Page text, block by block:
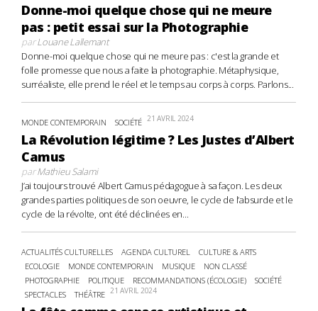
Donne-moi quelque chose qui ne meure
pas : petit essai sur la Photographie
parLouane Lallemant
Donne-moi quelque chose qui ne meure pas : c'est la grande et
folle promesse que nous a faite la photographie. Métaphysique,
surréaliste, elle prend le réel et le temps au corps à corps. Parlons...
MONDE CONTEMPORAIN SOCIÉTÉ 21 AVRIL 2024
La Révolution légitime ? Les Justes d’Albert
Camus
parMathieu Salami
J’ai toujours trouvé Albert Camus pédagogue à sa façon. Les deux
grandes parties politiques de son oeuvre, le cycle de l’absurde et le
cycle de la révolte, ont été déclinées en...
ACTUALITÉS CULTURELLES AGENDA CULTUREL
CULTURE & ARTS
ECOLOGIE
MONDE CONTEMPORAIN MUSIQUE
NON CLASSÉ
PHOTOGRAPHIE
POLITIQUE RECOMMANDATIONS (ÉCOLOGIE)
SOCIÉTÉ
SPECTACLES
THÉÂTRE 21 AVRIL 2024